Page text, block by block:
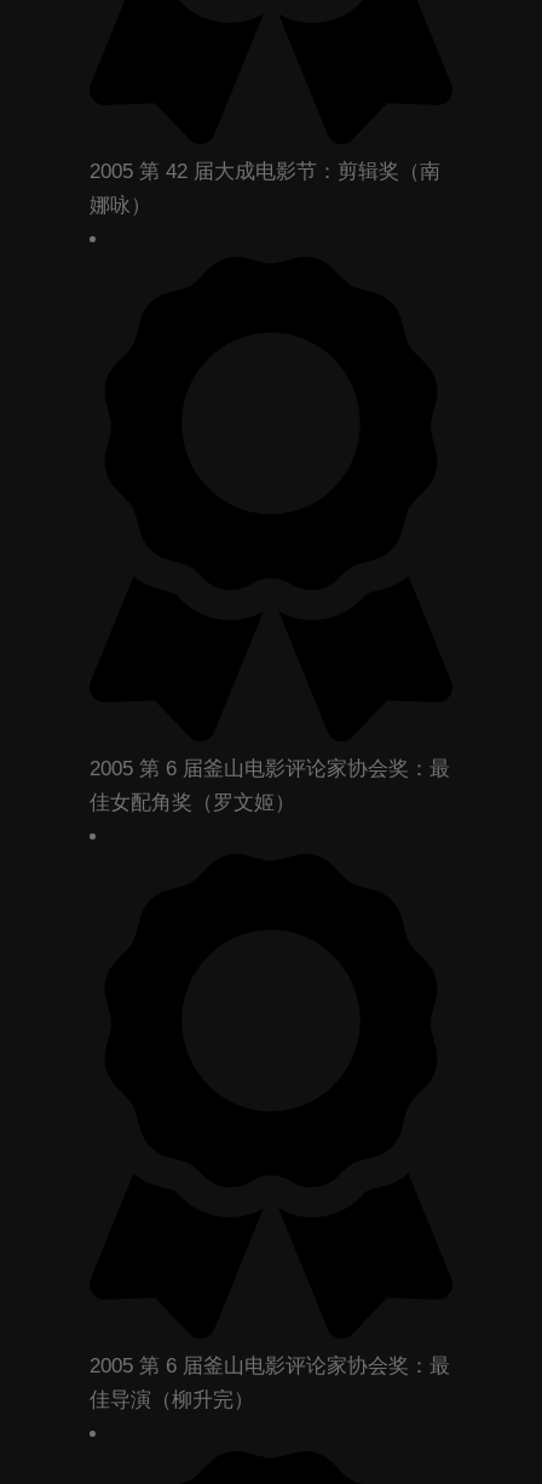
2005 第 42 届大成电影节：剪辑奖（南
娜咏）
2005 第 6 届釜山电影评论家协会奖：最
佳女配角奖（罗文姬）
2005 第 6 届釜山电影评论家协会奖：最
佳导演（柳升完）